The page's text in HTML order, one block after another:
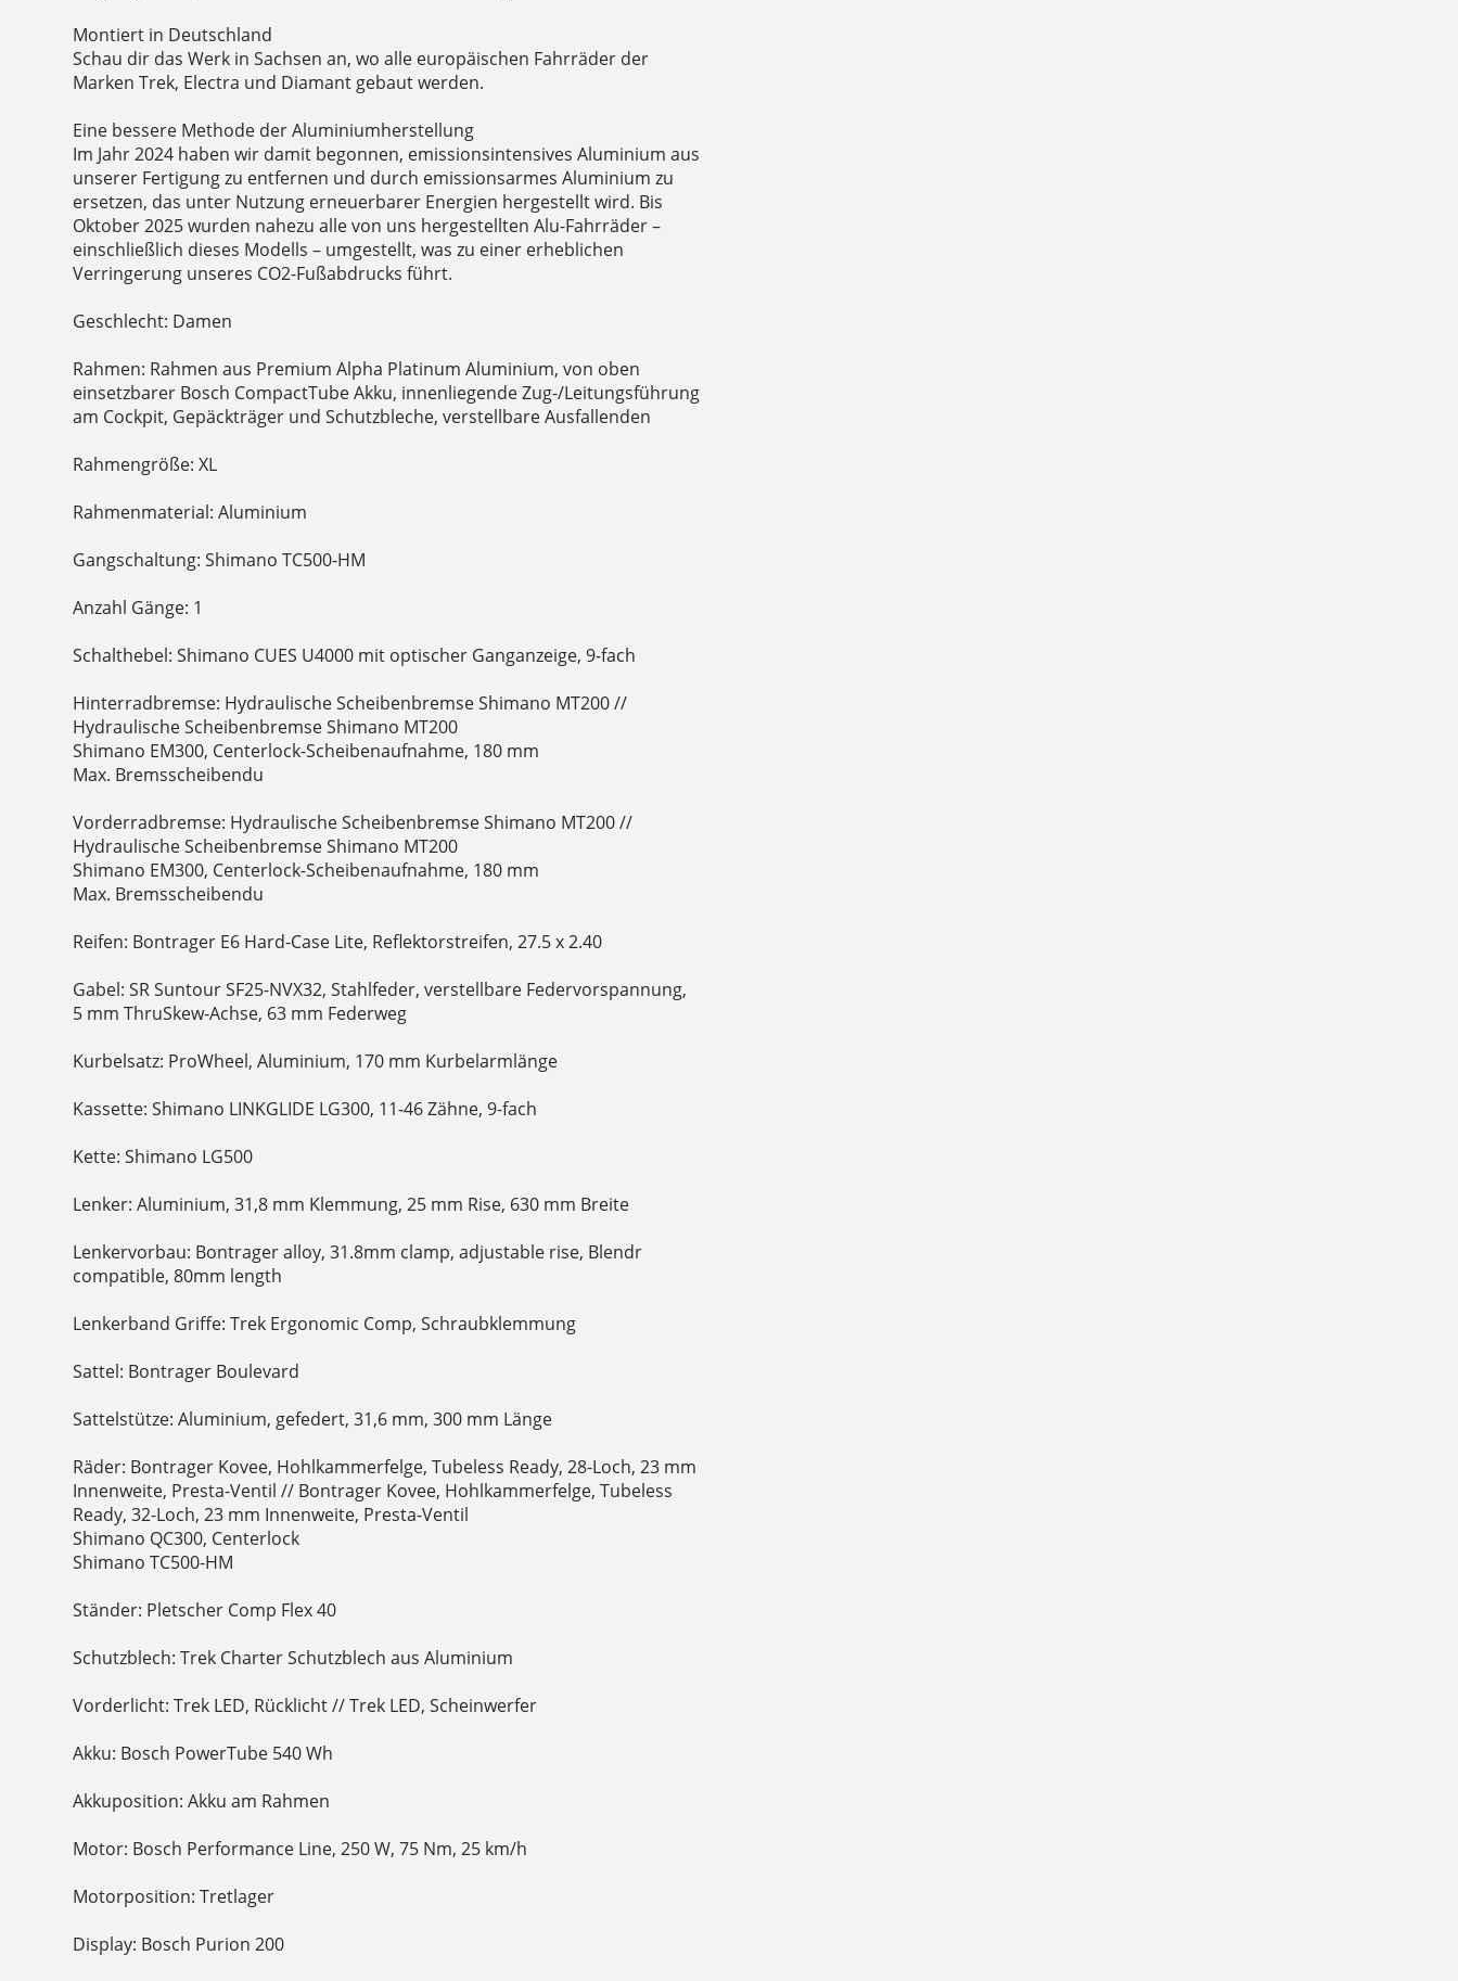
Montiert in Deutschland
Schau dir das Werk in Sachsen an, wo alle europäischen Fahrräder der
Marken Trek, Electra und Diamant gebaut werden.
Eine bessere Methode der Aluminiumherstellung
Im Jahr 2024 haben wir damit begonnen, emissionsintensives Aluminium aus
unserer Fertigung zu entfernen und durch emissionsarmes Aluminium zu
ersetzen, das unter Nutzung erneuerbarer Energien hergestellt wird. Bis
Oktober 2025 wurden nahezu alle von uns hergestellten Alu-Fahrräder –
einschließlich dieses Modells – umgestellt, was zu einer erheblichen
Verringerung unseres CO2-Fußabdrucks führt.
Geschlecht: Damen
Rahmen: Rahmen aus Premium Alpha Platinum Aluminium, von oben
einsetzbarer Bosch CompactTube Akku, innenliegende Zug-/Leitungsführung
am Cockpit, Gepäckträger und Schutzbleche, verstellbare Ausfallenden
Rahmengröße: XL
Rahmenmaterial: Aluminium
Gangschaltung: Shimano TC500-HM
Anzahl Gänge: 1
Schalthebel: Shimano CUES U4000 mit optischer Ganganzeige, 9-fach
Hinterradbremse: Hydraulische Scheibenbremse Shimano MT200 //
Hydraulische Scheibenbremse Shimano MT200
Shimano EM300, Centerlock-Scheibenaufnahme, 180 mm
Max. Bremsscheibendu
Vorderradbremse: Hydraulische Scheibenbremse Shimano MT200 //
Hydraulische Scheibenbremse Shimano MT200
Shimano EM300, Centerlock-Scheibenaufnahme, 180 mm
Max. Bremsscheibendu
Reifen: Bontrager E6 Hard-Case Lite, Reflektorstreifen, 27.5 x 2.40
Gabel: SR Suntour SF25-NVX32, Stahlfeder, verstellbare Federvorspannung,
5 mm ThruSkew-Achse, 63 mm Federweg
Kurbelsatz: ProWheel, Aluminium, 170 mm Kurbelarmlänge
Kassette: Shimano LINKGLIDE LG300, 11-46 Zähne, 9-fach
Kette: Shimano LG500
Lenker: Aluminium, 31,8 mm Klemmung, 25 mm Rise, 630 mm Breite
Lenkervorbau: Bontrager alloy, 31.8mm clamp, adjustable rise, Blendr
compatible, 80mm length
Lenkerband Griffe: Trek Ergonomic Comp, Schraubklemmung
Sattel: Bontrager Boulevard
Sattelstütze: Aluminium, gefedert, 31,6 mm, 300 mm Länge
Räder: Bontrager Kovee, Hohlkammerfelge, Tubeless Ready, 28-Loch, 23 mm
Innenweite, Presta-Ventil // Bontrager Kovee, Hohlkammerfelge, Tubeless
Ready, 32-Loch, 23 mm Innenweite, Presta-Ventil
Shimano QC300, Centerlock
Shimano TC500-HM
Ständer: Pletscher Comp Flex 40
Schutzblech: Trek Charter Schutzblech aus Aluminium
Vorderlicht: Trek LED, Rücklicht // Trek LED, Scheinwerfer
Akku: Bosch PowerTube 540 Wh
Akkuposition: Akku am Rahmen
Motor: Bosch Performance Line, 250 W, 75 Nm, 25 km/h
Motorposition: Tretlager
Display: Bosch Purion 200